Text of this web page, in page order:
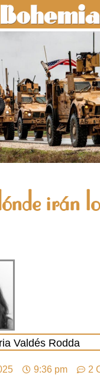
irán
Valdés Rodda
9:36 pm
2